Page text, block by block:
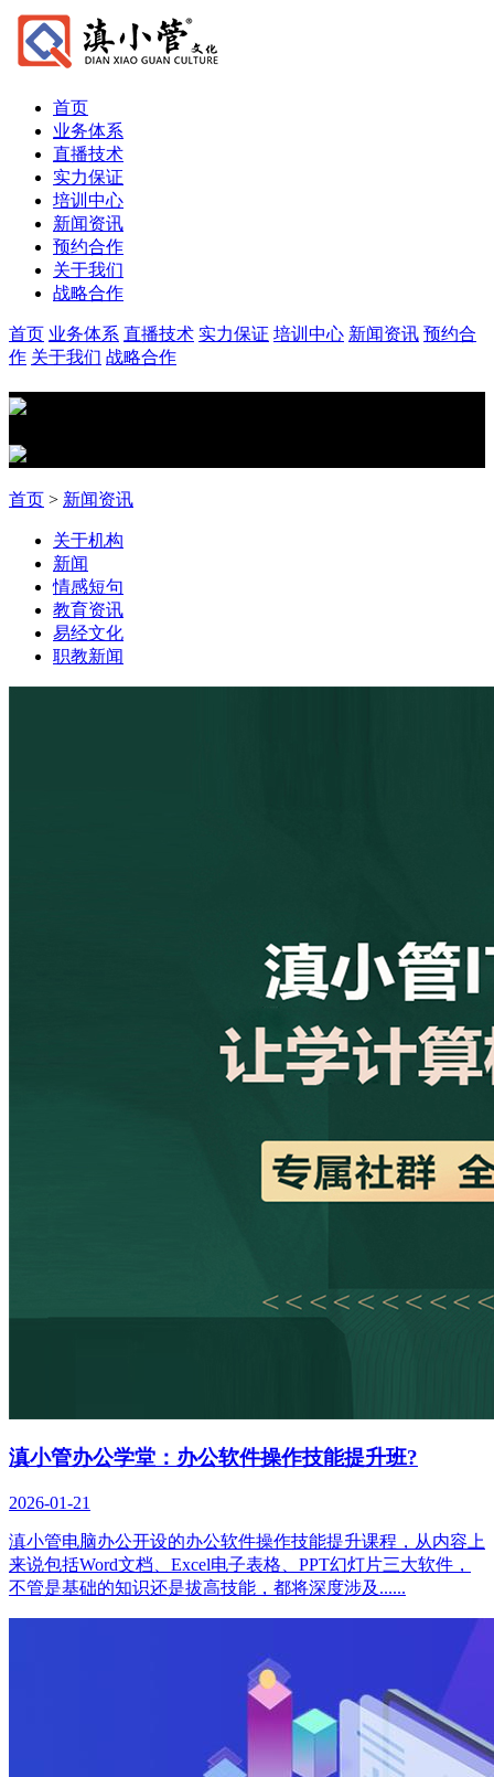
首页
业务体系
直播技术
实力保证
培训中心
新闻资讯
预约合作
关于我们
战略合作
首页 业务体系 直播技术 实力保证 培训中心 新闻资讯 预约合
作 关于我们 战略合作
首页 > 新闻资讯
关于机构
新闻
情感短句
教育资讯
易经文化
职教新闻
滇小管办公学堂：办公软件操作技能提升班?
2026-01-21
滇小管电脑办公开设的办公软件操作技能提升课程，从内容上
来说包括Word文档、Excel电子表格、PPT幻灯片三大软件，
不管是基础的知识还是拔高技能，都将深度涉及......